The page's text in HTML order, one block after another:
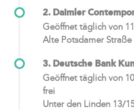
2. Daimler
Geöffnet täglich von
Alte Potsdamer
3. Deutsche Bank
Geöffnet täglich von
frei
Unter den Linden 13/